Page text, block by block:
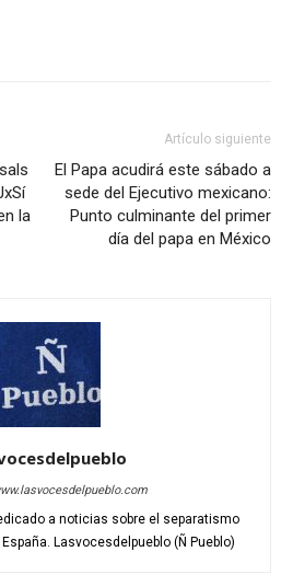
la
Artículo siguiente
El Papa acudirá este sábado a
sede del Ejecutivo mexicano:
Punto culminante del primer
día del papa en México
a noticias sobre el separatismo
Lasvocesdelpueblo (Ñ Pueblo)